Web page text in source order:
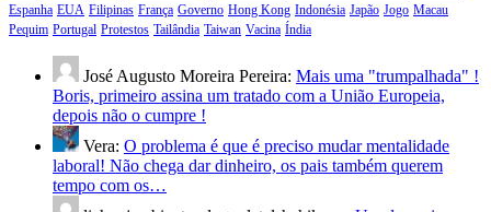
Espanha EUA Filipinas França Governo Hong Kong Indonésia Japão Jogo Macau
Pequim Portugal Protestos Tailândia Taiwan Vacina Índia
José Augusto Moreira Pereira: Mais uma "trumpalhada" !
Boris, primeiro assina um tratado com a União Europeia,
depois não o cumpre !
Vera: O problema é que é preciso mudar mentalidade
laboral! Não chega dar dinheiro, os pais também querem
tempo com os…